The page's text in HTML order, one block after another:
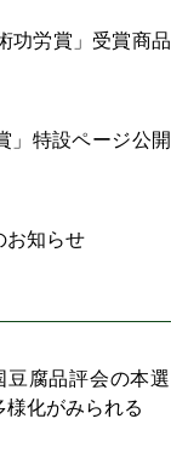
功労賞」受賞商品
」特設ページ公開
お知らせ
豆腐品評会の本選
化がみられる